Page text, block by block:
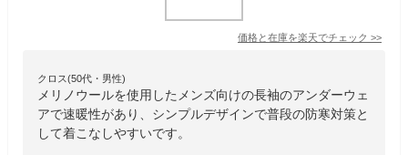
価格と在庫を楽天でチェック >>
クロス(50代・男性)
メリノウールを使用したメンズ向けの長袖のアンダーウェ
アで速暖性があり、シンプルデザインで普段の防寒対策と
して着こなしやすいです。